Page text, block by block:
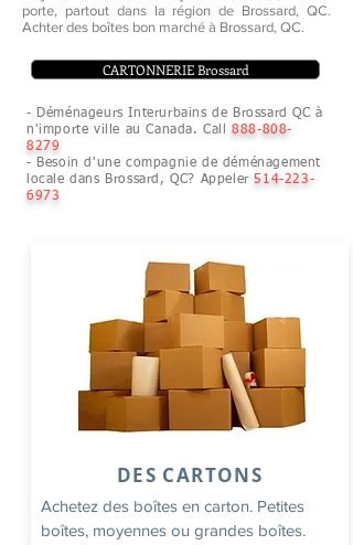
porte, partout dans la région de Brossard, QC.
Achter des boîtes bon marché à Brossard, QC.
- Déménageurs Interurbains de Brossard QC à
n'importe ville au Canada. Call888-808-
8279
- Besoin d'une compagnie de déménagement
locale dans Brossard, QC? Appeler514-223-
6973
CARTONNERIE Brossard
Achetez des boîtes en carton. Petites
boîtes, moyennes ou grandes boîtes.
DES CARTONS